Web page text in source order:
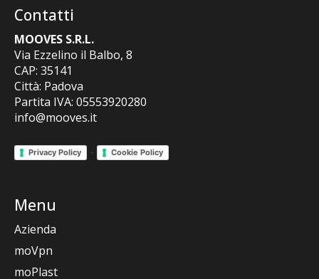
Contatti
MOOVES S.R.L.
Via Ezzelino il Balbo, 8
CAP: 35141
Città: Padova
Partita IVA: 05553920280
info@mooves.it
Privacy Policy - Cookie Policy
Menu
Azienda
moVpn
moPlast